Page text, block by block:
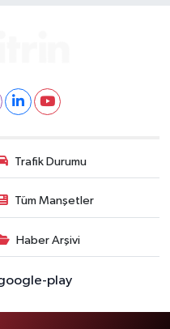
Trafik Durumu
Tüm Manşetler
Haber Arşivi